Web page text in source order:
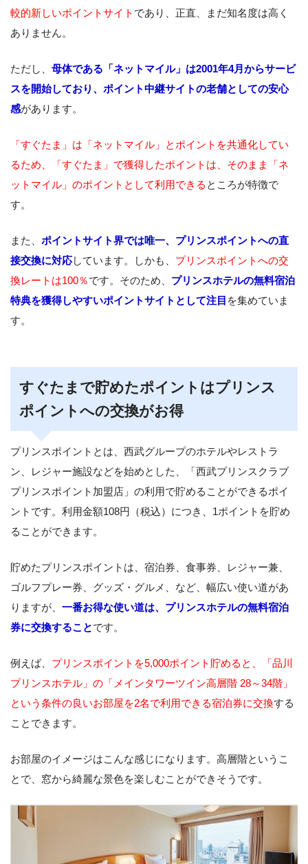
較的新しいポイントサイト であり、正直、まだ知名度は高く
ありません。
ただし、 母体である「ネットマイル」は2001年4月からサービ
スを開始しており、ポイント中継サイトの老舗としての安心
感があります。
「すぐたま」は「ネットマイル」とポイントを共通化してい
るため、「すぐたま」で獲得したポイントは、そのまま「ネ
ットマイル」のポイントとして利用できる ところが特徴で
す。
また、 ポイントサイト界では唯一、プリンスポイントへの直
接交換に対応しています。しかも、 プリンスポイントへの交
換レートは100％です。そのため、 プリンスホテルの無料宿泊
特典を獲得しやすいポイントサイトとして注目 を集めていま
す。
すぐたまで貯めたポイントはプリンス
ポイントへの交換がお得
プリンスポイントとは、西武グループのホテルやレストラ
ン、レジャー施設などを始めとした、「西武プリンスクラブ
プリンスポイント加盟店」の利用で貯めることができるポイ
ントです。利用金額108円（税込）につき、1ポイントを貯め
ることができます。
貯めたプリンスポイントは、宿泊券、食事券、レジャー兼、
ゴルフプレー券、グッズ・グルメ、など、幅広い使い道があ
りますが、 一番お得な使い道は、プリンスホテルの無料宿泊
券に交換することです。
例えば、 プリンスポイントを5,000ポイント貯めると、「品川
プリンスホテル」の「メインタワーツイン高層階 28～34階」
という条件の良いお部屋を2名で利用できる宿泊券に交換する
ことできます。
お部屋のイメージはこんな感じになります。高層階というこ
とで、窓から綺麗な景色を楽しむことができそうです。